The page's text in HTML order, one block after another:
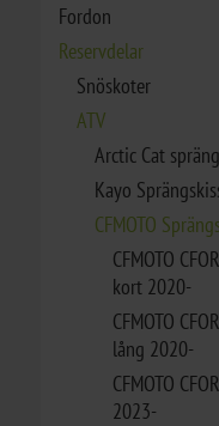
Fordon
Reservdelar
Snöskoter
ATV
Arctic Cat
Kayo
CFMOTO
CFMOTO
kort 2020-
CFMOTO
lång 2020-
CFMOTO
2023-